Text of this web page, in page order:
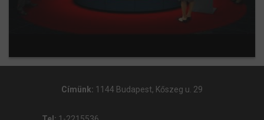
Címünk: 1144 Budapest, Kőszeg u. 29